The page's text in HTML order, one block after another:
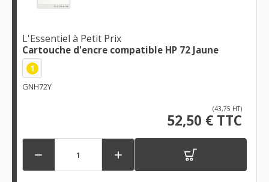
L'Essentiel à Petit Prix
Cartouche d'encre compatible HP 72 Jaune
1
GNH72Y
(43,75 HT)
52,50 € TTC
 